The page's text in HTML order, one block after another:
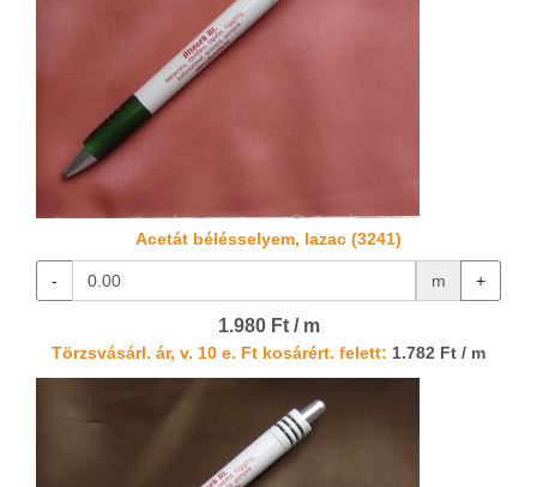
Acetát bélésselyem, lazac (3241)
- m +
1.980 Ft / m
Törzsvásárl. ár, v. 10 e. Ft kosárért. felett: 1.782 Ft / m